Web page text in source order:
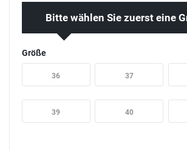
Bitte wählen Sie zuerst eine
Größe
36 37
39 40